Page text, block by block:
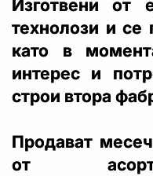
Изготвени от
технолози и се
като в
интерес и
строи втора
Продават
от